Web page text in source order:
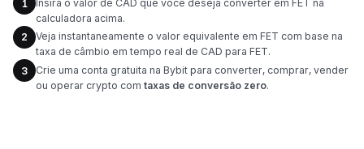
1
Insira o valor de CAD que você deseja converter em FET na
calculadora acima.
2
Veja instantaneamente o valor equivalente em FET com base na
taxa de câmbio em tempo real de CAD para FET.
3
Crie uma conta gratuita na Bybit para converter, comprar, vender
ou operar crypto com taxas de conversão zero.